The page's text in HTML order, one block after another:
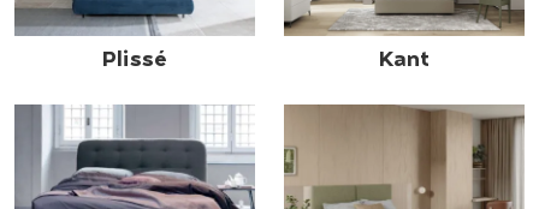
Plissé Kant